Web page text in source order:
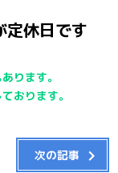
定休日です
ります。
おります。
次の記事